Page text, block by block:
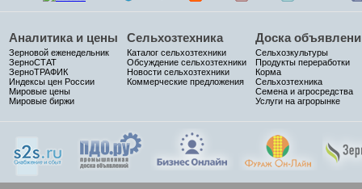
Аналитика и цены
Зерновой еженедельник
ЗерноСТАТ
ЗерноТРАФИК
Индексы цен России
Мировые цены
Мировые биржи
Сельхозтехника
Каталог сельхозтехники
Обсуждение сельхозтехники
Новости сельхозтехники
Коммерческие предложения
Доска
Сельхозкультуры
Продукты переработки
Корма
Сельхозтехника
Семена и агросредства
Услуги на агрорынке